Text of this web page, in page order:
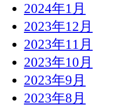
2024年1月
2023年12月
2023年11月
2023年10月
2023年9月
2023年8月